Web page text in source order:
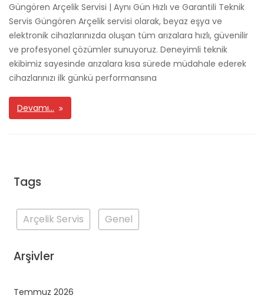
Güngören Arçelik Servisi | Aynı Gün Hızlı ve Garantili Teknik
Servis Güngören Arçelik servisi olarak, beyaz eşya ve
elektronik cihazlarınızda oluşan tüm arızalara hızlı, güvenilir
ve profesyonel çözümler sunuyoruz. Deneyimli teknik
ekibimiz sayesinde arızalara kısa sürede müdahale ederek
cihazlarınızı ilk günkü performansına
Devamı…
Tags
Arçelik Servis Genel
Arşivler
Temmuz 2026